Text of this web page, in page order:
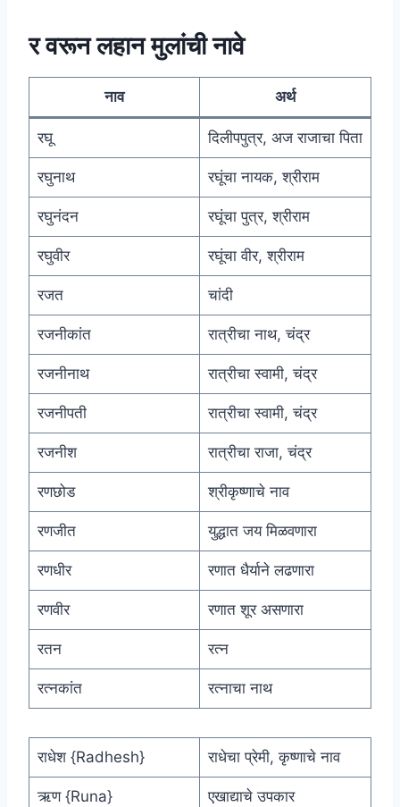
र वरून लहान मुलांची नावे
नाव अर्थ
रघू दिलीपपुत्र, अज राजाचा पिता
रघुनाथ रघूंचा नायक, श्रीराम
रघुनंदन रघूंचा पुत्र, श्रीराम
रघुवीर रघूंचा वीर, श्रीराम
रजत चांदी
रजनीकांत रात्रीचा नाथ, चंद्र
रजनीनाथ रात्रीचा स्वामी, चंद्र
रजनीपती रात्रीचा स्वामी, चंद्र
रजनीश रात्रीचा राजा, चंद्र
रणछोड श्रीकृष्णाचे नाव
रणजीत युद्धात जय मिळवणारा
रणधीर रणात धैर्याने लढणारा
रणवीर रणात शूर असणारा
रतन रत्न
रत्नकांत रत्नाचा नाथ
राधेश {Radhesh} राधेचा प्रेमी, कृष्णाचे नाव
ऋण {Runa} एखाद्याचे उपकार